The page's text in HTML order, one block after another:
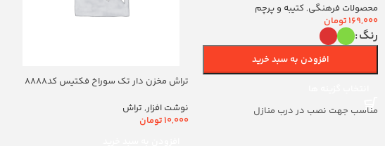
محصولات فرهنگی, کتیبه و پرچم
169,000تومان
رنگ
افزودن به سبد خرید
مناسب جهت نصب در درب منازل
تراش مخزن دار تک سوراخ فکتیس کد8888
نوشت افزار, تراش
10,000تومان